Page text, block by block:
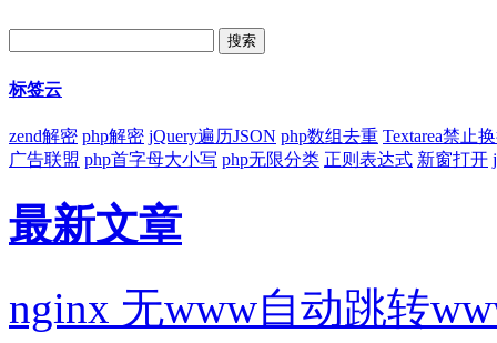
标签云
zend解密 php解密 jQuery遍历JSON php数组去重 Textarea禁止
广告联盟 php首字母大小写 php无限分类 正则表达式 新窗打开
最新文章
nginx 无www自动跳转